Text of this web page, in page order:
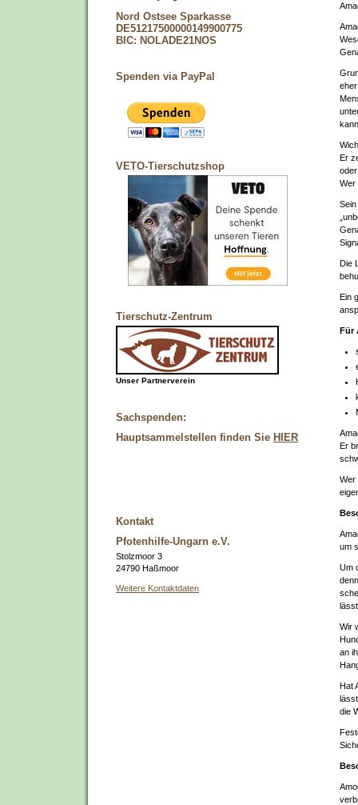
Nord Ostsee Sparkasse
DE51217500000149900775
BIC: NOLADE21NOS
Spenden via PayPal
VETO-Tierschutzshop
Tierschutz-Zentrum
Unser Partnerverein
Sachspenden:
Hauptsammelstellen finden Sie HIER
Kontakt
Pfotenhilfe-Ungarn e.V.
Stolzmoor 3
24790 Haßmoor
Weitere Kontaktdaten
Er
Wer
Die
Ein
Für
Er
Wer
um
Um
Wir
an
Hat
die